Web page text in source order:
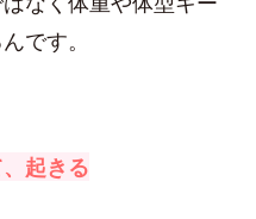
です。
起きる